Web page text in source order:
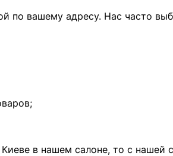
по вашему адресу. Нас часто
Киеве в нашем салоне, то с